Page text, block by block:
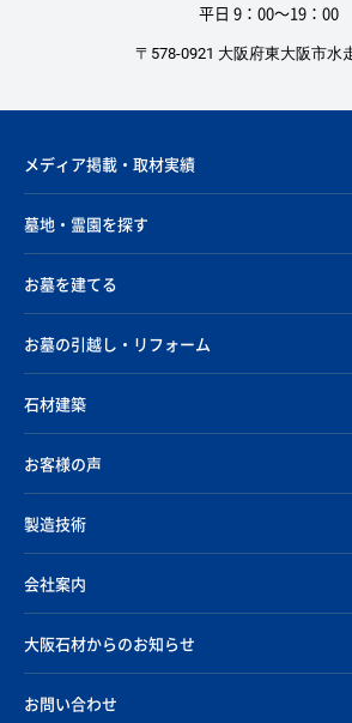
平日 9：00〜19：00
〒578-0921 大阪府東大阪市水
メディア掲載・取材実績
墓地・霊園を探す
お墓を建てる
お墓の引越し・リフォーム
石材建築
お客様の声
製造技術
会社案内
大阪石材からのお知らせ
お問い合わせ